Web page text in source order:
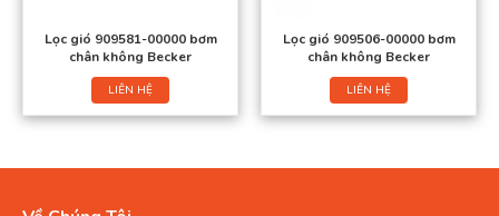
Lọc gió 909581-00000 bơm
chân không Becker
LIÊN HỆ
Lọc gió 909506-00000 bơm
chân không Becker
LIÊN HỆ